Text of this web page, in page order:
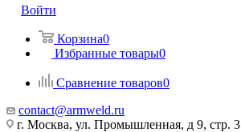
Войти
Корзина0
Избранные товары0
Сравнение товаров0
contact@armweld.ru
г. Москва, ул. Промышленная, д 9, стр. 3